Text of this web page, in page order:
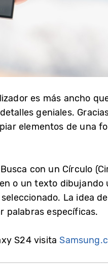
es más ancho
geniales.
elementos de una
con un Círculo
o un texto
La idea
palabras específicas.
S24 visita